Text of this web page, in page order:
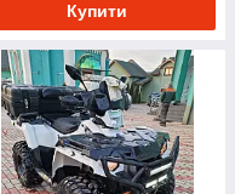
Купити